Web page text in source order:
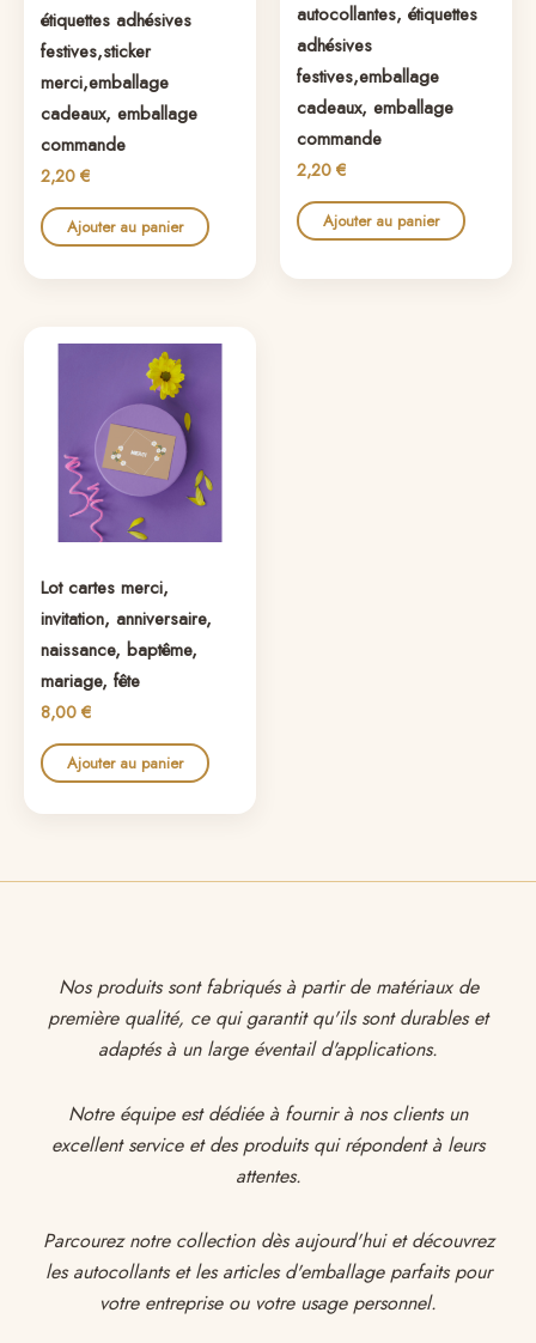
étiquettes adhésives
festives,sticker
merci,emballage
cadeaux, emballage
commande
2,20 €
Ajouter au panier
autocollantes, étiquettes
adhésives
festives,emballage
cadeaux, emballage
commande
2,20 €
Ajouter au panier
Lot cartes merci,
invitation, anniversaire,
naissance, baptême,
mariage, fête
8,00 €
Ajouter au panier
Nos produits sont fabriqués à partir de matériaux de
première qualité, ce qui garantit qu'ils sont durables et
adaptés à un large éventail d'applications.
Notre équipe est dédiée à fournir à nos clients un
excellent service et des produits qui répondent à leurs
attentes.
Parcourez notre collection dès aujourd'hui et découvrez
les autocollants et les articles d'emballage parfaits pour
votre entreprise ou votre usage personnel.